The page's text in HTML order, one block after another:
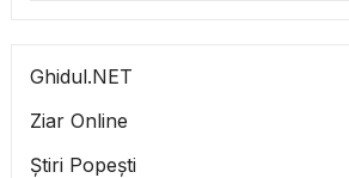
Ghidul.NET
Ziar Online
Știri Popești